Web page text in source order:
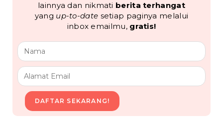
lainnya dan nikmati berita terhangat
yang up-to-date setiap paginya melalui
inbox emailmu, gratis!
DAFTAR SEKARANG!